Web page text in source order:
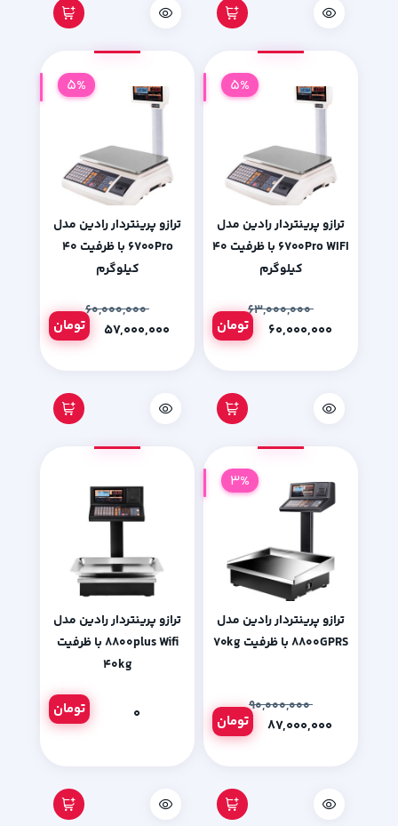
ترازو پرینتردار رادین مدل
۶۷۰۰Pro WIFI با ظرفیت ۴۰
کیلوگرم
۶۳,۰۰۰,۰۰۰
تومان
5%
ترازو پرینتردار رادین مدل
۶۷۰۰Pro با ظرفیت ۴۰
کیلوگرم
۶۰,۰۰۰,۰۰۰
تومان
5%
ترازو پرینتردار رادین مدل
۸۸۰۰GPRS با ظرفیت ۷۰kg
۹۰,۰۰۰,۰۰۰
تومان
3%
ترازو پرینتردار رادین مدل
۸۸۰۰plus Wifi با ظرفیت
۴۰kg
تومان